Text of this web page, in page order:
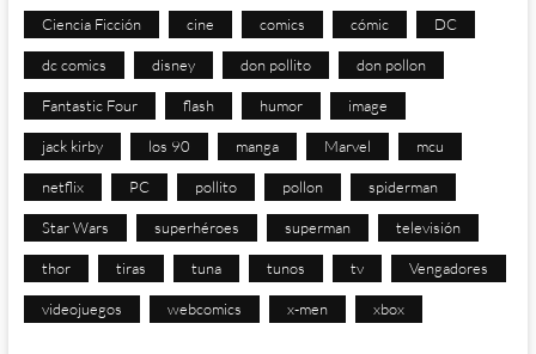
Ciencia Ficción cine comics cómic DC
dc comics disney don pollito don pollon
Fantastic Four flash humor image
jack kirby los 90 manga Marvel mcu
netflix PC pollito pollon spiderman
Star Wars superhéroes superman televisión
thor tiras tuna tunos tv Vengadores
videojuegos webcomics x-men xbox